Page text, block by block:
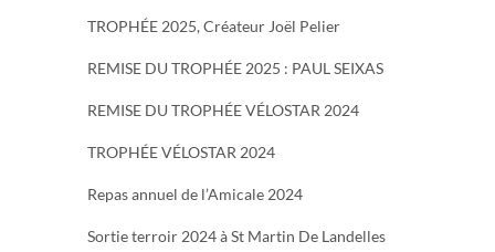
TROPHÉE 2025, Créateur Joël Pelier
REMISE DU TROPHÉE 2025 : PAUL SEIXAS
REMISE DU TROPHÉE VÉLOSTAR 2024
TROPHÉE VÉLOSTAR 2024
Repas annuel de l’Amicale 2024
Sortie terroir 2024 à St Martin De Landelles